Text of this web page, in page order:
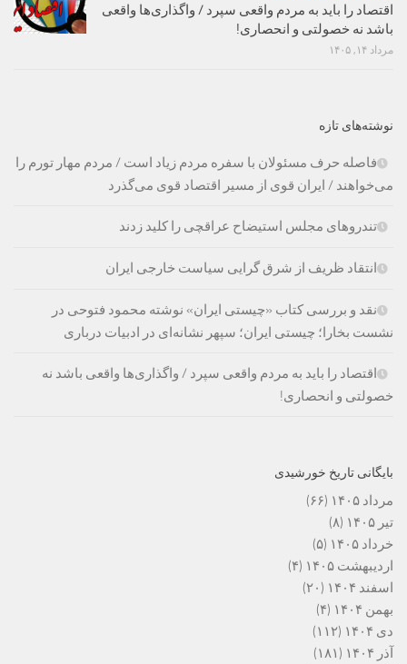
اقتصاد را باید به مردم واقعی سپرد / واگذاری‌ها واقعی
باشد نه خصولتی و انحصاری!
مرداد ۱۴, ۱۴۰۵
نوشته‌های تازه
فاصله حرف مسئولان با سفره مردم زیاد است / مردم مهار تورم را
می‌خواهند / ایران قوی از مسیر اقتصاد قوی می‌گذرد
تندروهای مجلس استیضاح عراقچی را کلید زدند
انتقاد ظریف از شرق گرایی سیاست خارجی ایران
نقد و بررسی کتاب «چیستی ایران» نوشته محمود فتوحی در
نشست بخارا؛ چیستی ایران؛ سپهر نشانه‌ای در ادبیات درباری
اقتصاد را باید به مردم واقعی سپرد / واگذاری‌ها واقعی باشد نه
خصولتی و انحصاری!
بایگانی تاریخ خورشیدی
مرداد ۱۴۰۵
(۶۶)
تیر ۱۴۰۵
(۸)
خرداد ۱۴۰۵
(۵)
اردیبهشت ۱۴۰۵
(۴)
اسفند ۱۴۰۴
(۲۰)
بهمن ۱۴۰۴
(۴)
دی ۱۴۰۴
(۱۱۲)
آذر ۱۴۰۴
(۱۸۱)